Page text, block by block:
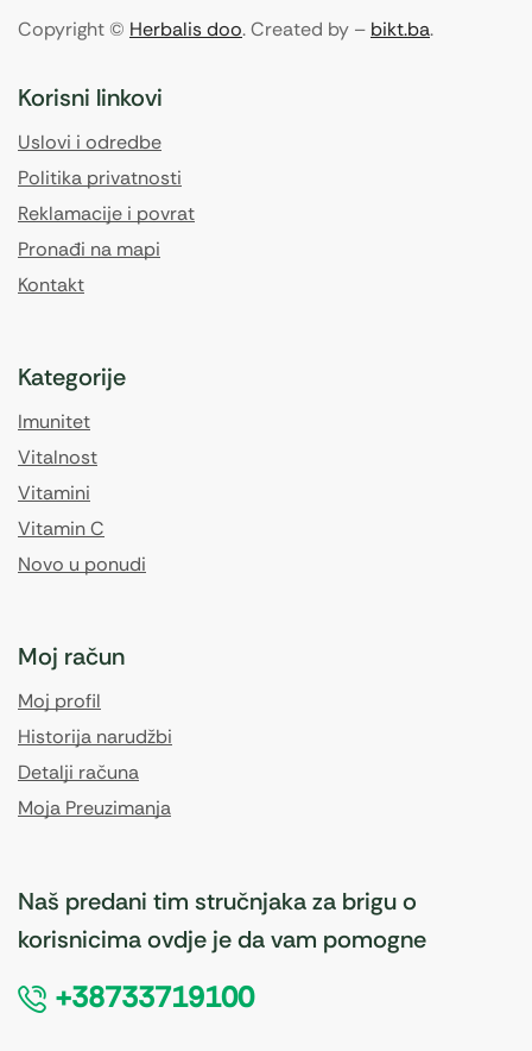
Copyright © Herbalis doo. Created by – bikt.ba.
Korisni linkovi
Uslovi i odredbe
Politika privatnosti
Reklamacije i povrat
Pronađi na mapi
Kontakt
Kategorije
Imunitet
Vitalnost
Vitamini
Vitamin C
Novo u ponudi
Moj račun
Moj profil
Historija narudžbi
Detalji računa
Moja Preuzimanja
Naš predani tim stručnjaka za brigu o
korisnicima ovdje je da vam pomogne
+38733719100